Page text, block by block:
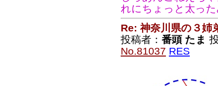
れにちょっと太っ
Re: 神奈川県の３姉
投稿者： 番頭 たま
No.81037 RES